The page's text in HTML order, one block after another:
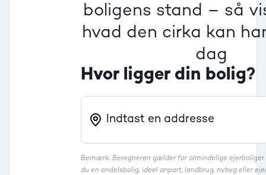
boligens stand – så
hvad den cirka kan
dag
Hvor ligger din bolig?
Bemærk: Beregneren gælder for almindelige ejerboliger
du en andelsbolig, ideel anpart, landbrug, nybyg eller